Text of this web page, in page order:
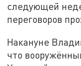
следующей
переговоров
Накануне
что